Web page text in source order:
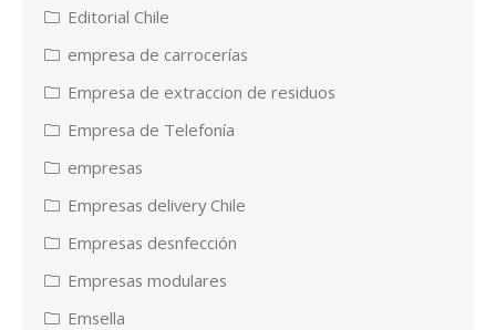
Editorial Chile
empresa de carrocerías
Empresa de extraccion de residuos
Empresa de Telefonía
empresas
Empresas delivery Chile
Empresas desnfección
Empresas modulares
Emsella